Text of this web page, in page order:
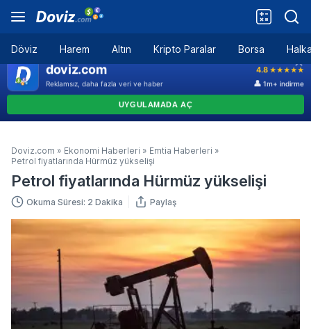
Döviz Harem Altın Kripto Paralar Borsa
Doviz.com » Ekonomi Haberleri » Emtia Haberleri »
Petrol fiyatlarında Hürmüz yükselişi
Petrol fiyatlarında Hürmüz yükselişi
Okuma Süresi: 2 Dakika Paylaş